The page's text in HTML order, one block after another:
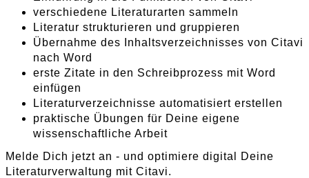
verschiedene Literaturarten sammeln
Literatur strukturieren und gruppieren
Übernahme des Inhaltsverzeichnisses von Citavi
nach Word
erste Zitate in den Schreibprozess mit Word
einfügen
Literaturverzeichnisse automatisiert erstellen
praktische Übungen für Deine eigene
wissenschaftliche Arbeit
Melde Dich jetzt an - und optimiere digital Deine
Literaturverwaltung mit Citavi.